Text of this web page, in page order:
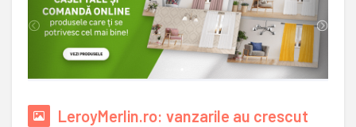
LeroyMerlin.ro: vanzarile au crescut